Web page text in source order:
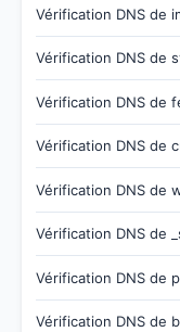
Vérification DNS de
Vérification DNS de
Vérification DNS de
Vérification DNS de
Vérification DNS de
Vérification DNS de
Vérification DNS de
Vérification DNS de